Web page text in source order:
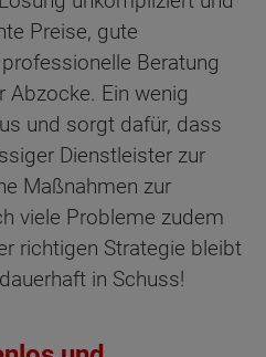
Preise, gute
Beratung
Ein wenig
und sorgt dafür, dass
Dienstleister zur
Maßnahmen zur
viele Probleme zudem
richtigen Strategie bleibt
in Schuss!